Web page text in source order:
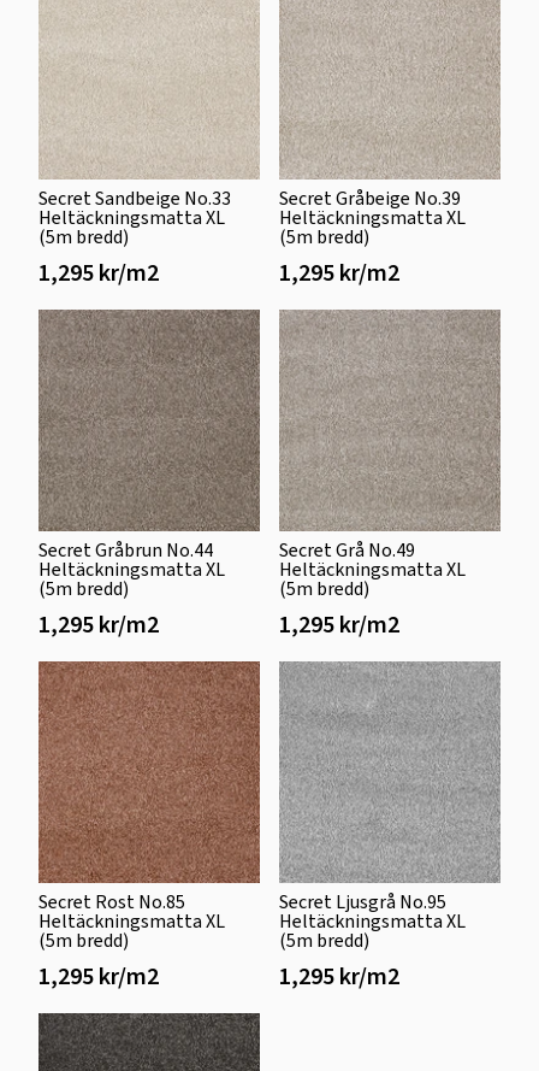
Secret Sandbeige No.33
Heltäckningsmatta XL
(5m bredd)
1,295 kr/m2
Secret Gråbeige No.39
Heltäckningsmatta XL
(5m bredd)
1,295 kr/m2
Secret Gråbrun No.44
Heltäckningsmatta XL
(5m bredd)
1,295 kr/m2
Secret Grå No.49
Heltäckningsmatta XL
(5m bredd)
1,295 kr/m2
Secret Rost No.85
Heltäckningsmatta XL
(5m bredd)
1,295 kr/m2
Secret Ljusgrå No.95
Heltäckningsmatta XL
(5m bredd)
1,295 kr/m2